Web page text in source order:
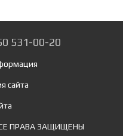
531-00-20
сайта
ПРАВА ЗАЩИЩЕНЫ